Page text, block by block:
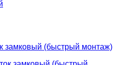
замковый (быстрый монтаж)